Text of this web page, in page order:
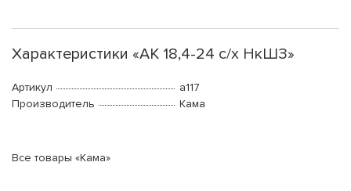
Характеристики «АК 18,4-24 с/х НкШЗ»
Артикул
a117
Производитель
Кама
Все товары «Кама»